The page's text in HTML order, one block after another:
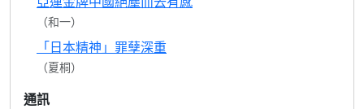
（和一）
「日本精神」罪孽深重
（夏桐）
通訊